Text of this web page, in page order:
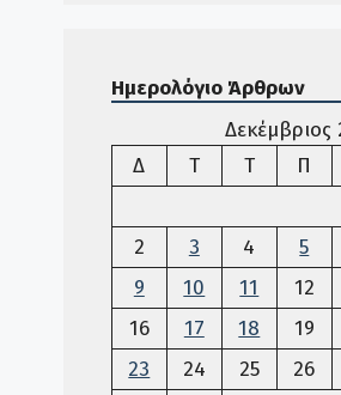
Ημερολόγιο Άρθρων
Δεκέμβριος
ΔΔευτέρα
ΤΤρίτηΤΤετάρτη
Π
2
3 4 5
9
10 11 12
16
17 18 19
23
24 25 26